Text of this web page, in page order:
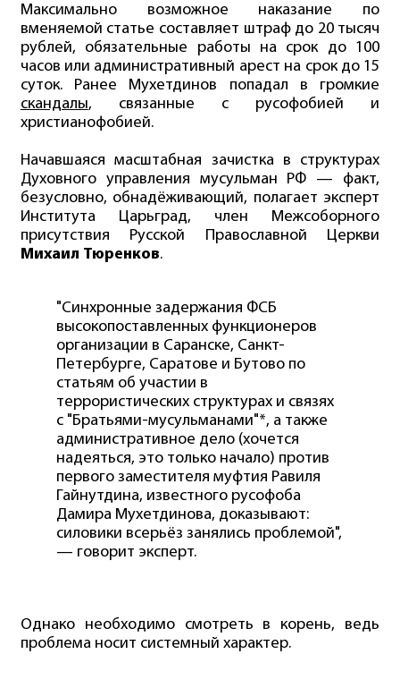
Максимально возможное наказание по
вменяемой статье составляет штраф до 20 тысяч
рублей, обязательные работы на срок до 100
часов или административный арест на срок до 15
суток. Ранее Мухетдинов попадал в громкие
скандалы, связанные с русофобией и
христианофобией.
Начавшаяся масштабная зачистка в структурах
Духовного управления мусульман РФ — факт,
безусловно, обнадёживающий, полагает эксперт
Института Царьград, член Межсоборного
присутствия Русской Православной Церкви
Михаил Тюренков.
"Синхронные задержания ФСБ
высокопоставленных функционеров
организации в Саранске, Санкт-
Петербурге, Саратове и Бутово по
статьям об участии в
террористических структурах и связях
с "Братьями-мусульманами"*, а также
административное дело (хочется
надеяться, это только начало) против
первого заместителя муфтия Равиля
Гайнутдина, известного русофоба
Дамира Мухетдинова, доказывают:
силовики всерьёз занялись проблемой",
— говорит эксперт.
Однако необходимо смотреть в корень, ведь
проблема носит системный характер.